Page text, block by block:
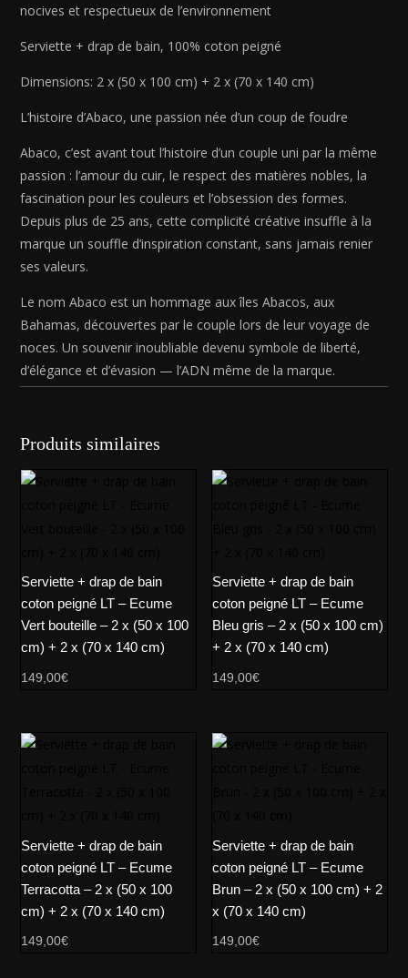
(70
140
cm)
nocives et respectueux de l’environnement
Serviette + drap de bain, 100% coton peigné
Dimensions: 2 x (50 x 100 cm) + 2 x (70 x 140 cm)
L’histoire d’Abaco, une passion née d’un coup de foudre
Abaco, c’est avant tout l’histoire d’un couple uni par la même
passion : l’amour du cuir, le respect des matières nobles, la
fascination pour les couleurs et l’obsession des formes.
Depuis plus de 25 ans, cette complicité créative insuffle à la
marque un souffle d’inspiration constant, sans jamais renier
ses valeurs.
Le nom Abaco est un hommage aux îles Abacos, aux
Bahamas, découvertes par le couple lors de leur voyage de
noces. Un souvenir inoubliable devenu symbole de liberté,
d’élégance et d’évasion — l’ADN même de la marque.
Produits similaires
Serviette + drap de bain
coton peigné LT – Ecume
Vert bouteille – 2 x (50 x 100
cm) + 2 x (70 x 140 cm)
149,00€
Serviette + drap de bain
coton peigné LT – Ecume
Bleu gris – 2 x (50 x 100 cm)
+ 2 x (70 x 140 cm)
149,00€
Serviette + drap de bain
coton peigné LT – Ecume
Terracotta – 2 x (50 x 100
cm) + 2 x (70 x 140 cm)
149,00€
Serviette + drap de bain
coton peigné LT – Ecume
Brun – 2 x (50 x 100 cm) + 2
x (70 x 140 cm)
149,00€